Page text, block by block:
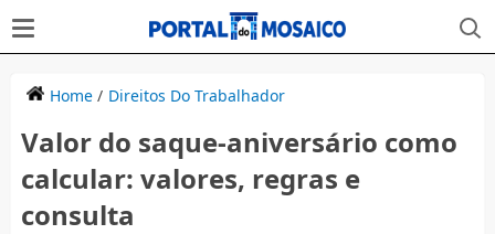
Home/ Direitos Do Trabalhador
Valor do saque-aniversário como
calcular: valores, regras e
consulta